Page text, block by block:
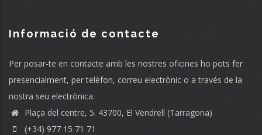
Informació de contacte
Per posar-te en contacte amb les nostres oficines ho pots fer
presencialment, per telèfon, correu electrònic o a través de la
nostra seu electrònica.
Plaça del centre, 5. 43700, El Vendrell (Tarragona)
(+34) 977 15 71 71